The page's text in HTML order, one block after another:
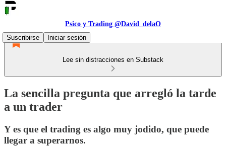
Psico y Trading @David_delaO
Suscribirse
Iniciar sesión
Lee sin distracciones en Substack
La sencilla pregunta que arregló la tarde
a un trader
Y es que el trading es algo muy jodido, que puede
llegar a superarnos.